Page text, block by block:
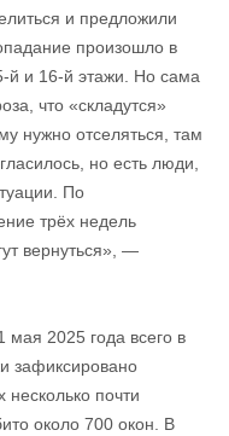
и предложили
произошло в
й и 16-й этажи. Но сама
что «складутся»
нужно отселяться, там
но есть люди,
По
трёх недель
вернуться», —
2025 года всего в
зафиксировано
несколько почти
около 700 окон. В